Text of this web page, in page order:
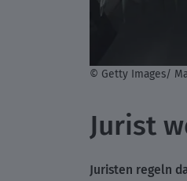
© Getty Images/
Jurist
Juristen regeln